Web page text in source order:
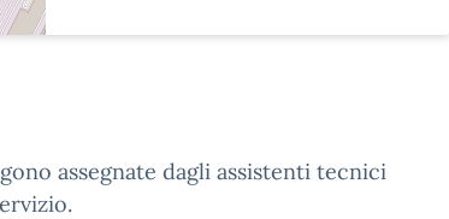
assegnate dagli assistenti tecnici